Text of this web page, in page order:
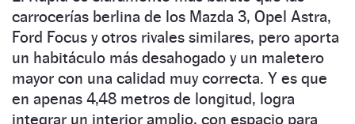
carrocerías berlina de los Mazda 3, Opel Astra,
Ford Focus y otros rivales similares, pero aporta
un habitáculo más desahogado y un maletero
mayor con una calidad muy correcta. Y es que
en apenas 4,48 metros de longitud, logra
integrar un interior amplio, con espacio para